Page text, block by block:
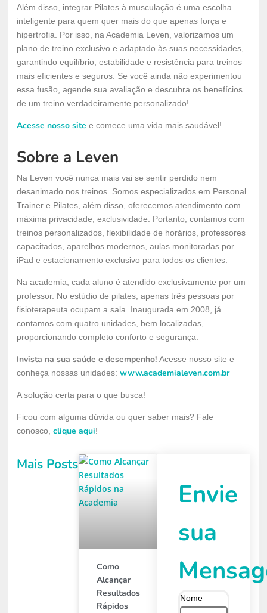
Além disso, integrar Pilates à musculação é uma escolha
inteligente para quem quer mais do que apenas força e
hipertrofia. Por isso, na Academia Leven, valorizamos um
plano de treino exclusivo e adaptado às suas necessidades,
garantindo equilíbrio, estabilidade e resistência para treinos
mais eficientes e seguros. Se você ainda não experimentou
essa fusão, agende sua avaliação e descubra os benefícios
de um treino verdadeiramente personalizado!
Acesse nosso site e comece uma vida mais saudável!
Sobre a Leven
Na Leven você nunca mais vai se sentir perdido nem
desanimado nos treinos. Somos especializados em Personal
Trainer e Pilates, além disso, oferecemos atendimento com
máxima privacidade, exclusividade. Portanto, contamos com
treinos personalizados, flexibilidade de horários, professores
capacitados, aparelhos modernos, aulas monitoradas por
iPad e estacionamento exclusivo para todos os clientes.
Na academia, cada aluno é atendido exclusivamente por um
professor. No estúdio de pilates, apenas três pessoas por
fisioterapeuta ocupam a sala. Inaugurada em 2008, já
contamos com quatro unidades, bem localizadas,
proporcionando completo conforto e segurança.
Invista na sua saúde e desempenho! Acesse nosso site e
conheça nossas unidades: www.academialeven.com.br
A solução certa para o que busca!
Ficou com alguma dúvida ou quer saber mais? Fale
conosco, clique aqui!
Mais Posts
Como
Alcançar
Resultados
Rápidos
Envie
sua
Nome